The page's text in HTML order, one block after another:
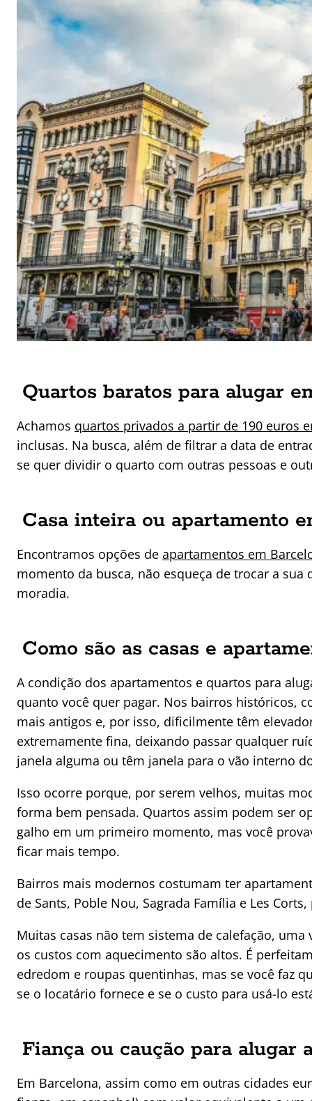
Quartos baratos para alugar
Achamos quartos privados a partir de 190 euros
inclusas. Na busca, além de filtrar a data de
se quer dividir o quarto com outras pessoas e
Casa inteira ou apartamento
Encontramos opções de apartamentos em
momento da busca, não esqueça de trocar a
moradia.
Como são as casas e
A condição dos apartamentos e quartos para
quanto você quer pagar. Nos bairros históricos,
mais antigos e, por isso, dificilmente têm
extremamente fina, deixando passar qualquer
janela alguma ou têm janela para o vão interno
Isso ocorre porque, por serem velhos, muitas
forma bem pensada. Quartos assim podem ser
galho em um primeiro momento, mas você
ficar mais tempo.
Bairros mais modernos costumam ter
de Sants, Poble Nou, Sagrada Família e Les
Muitas casas não tem sistema de calefação,
os custos com aquecimento são altos. É
edredom e roupas quentinhas, mas se você faz
se o locatário fornece e se o custo para usá-lo
Fiança ou caução para alugar
Em Barcelona, assim como em outras cidades